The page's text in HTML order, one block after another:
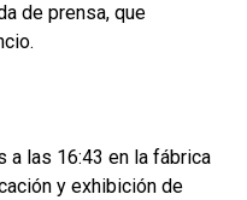
de prensa, que
a las 16:43 en la fábrica
y exhibición de